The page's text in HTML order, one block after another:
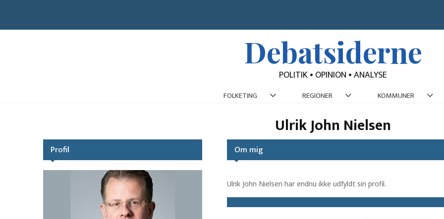
Debatsiderne
POLITIK • OPINION • ANALYSE
FOLKETING REGIONER KOMMUNER
Ulrik John Nielsen
Om mig
Ulrik John Nielsen har endnu ikke udfyldt sin profil.
Profil